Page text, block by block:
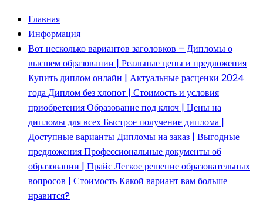
Главная
Информация
Вот несколько вариантов заголовков – Дипломы о
высшем образовании | Реальные цены и предложения
Купить диплом онлайн | Актуальные расценки 2024
года Диплом без хлопот | Стоимость и условия
приобретения Образование под ключ | Цены на
дипломы для всех Быстрое получение диплома |
Доступные варианты Дипломы на заказ | Выгодные
предложения Профессиональные документы об
образовании | Прайс Легкое решение образовательных
вопросов | Стоимость Какой вариант вам больше
нравится?